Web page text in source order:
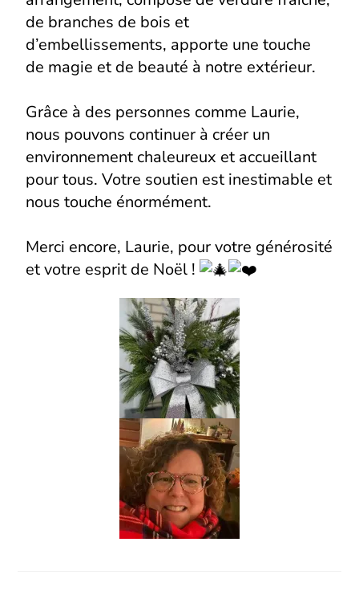
de branches de bois et
d’embellissements, apporte une touche
de magie et de beauté à notre extérieur.
Grâce à des personnes comme Laurie,
nous pouvons continuer à créer un
environnement chaleureux et accueillant
pour tous. Votre soutien est inestimable et
nous touche énormément.
Merci encore, Laurie, pour votre générosité
et votre esprit de Noël !